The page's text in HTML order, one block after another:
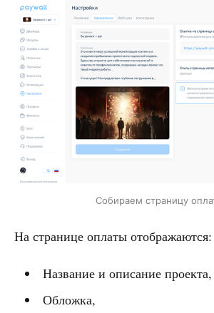
Собираем страницу
На странице оплаты отображаются:
Название и описание проекта,
Обложка,